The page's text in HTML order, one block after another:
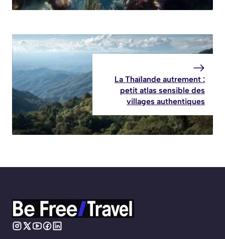
La Thaïlande autrement :
petit atlas sensible des
villages authentiques